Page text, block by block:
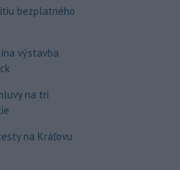
bezplatného
výstavba
na tri
na Kráľovu